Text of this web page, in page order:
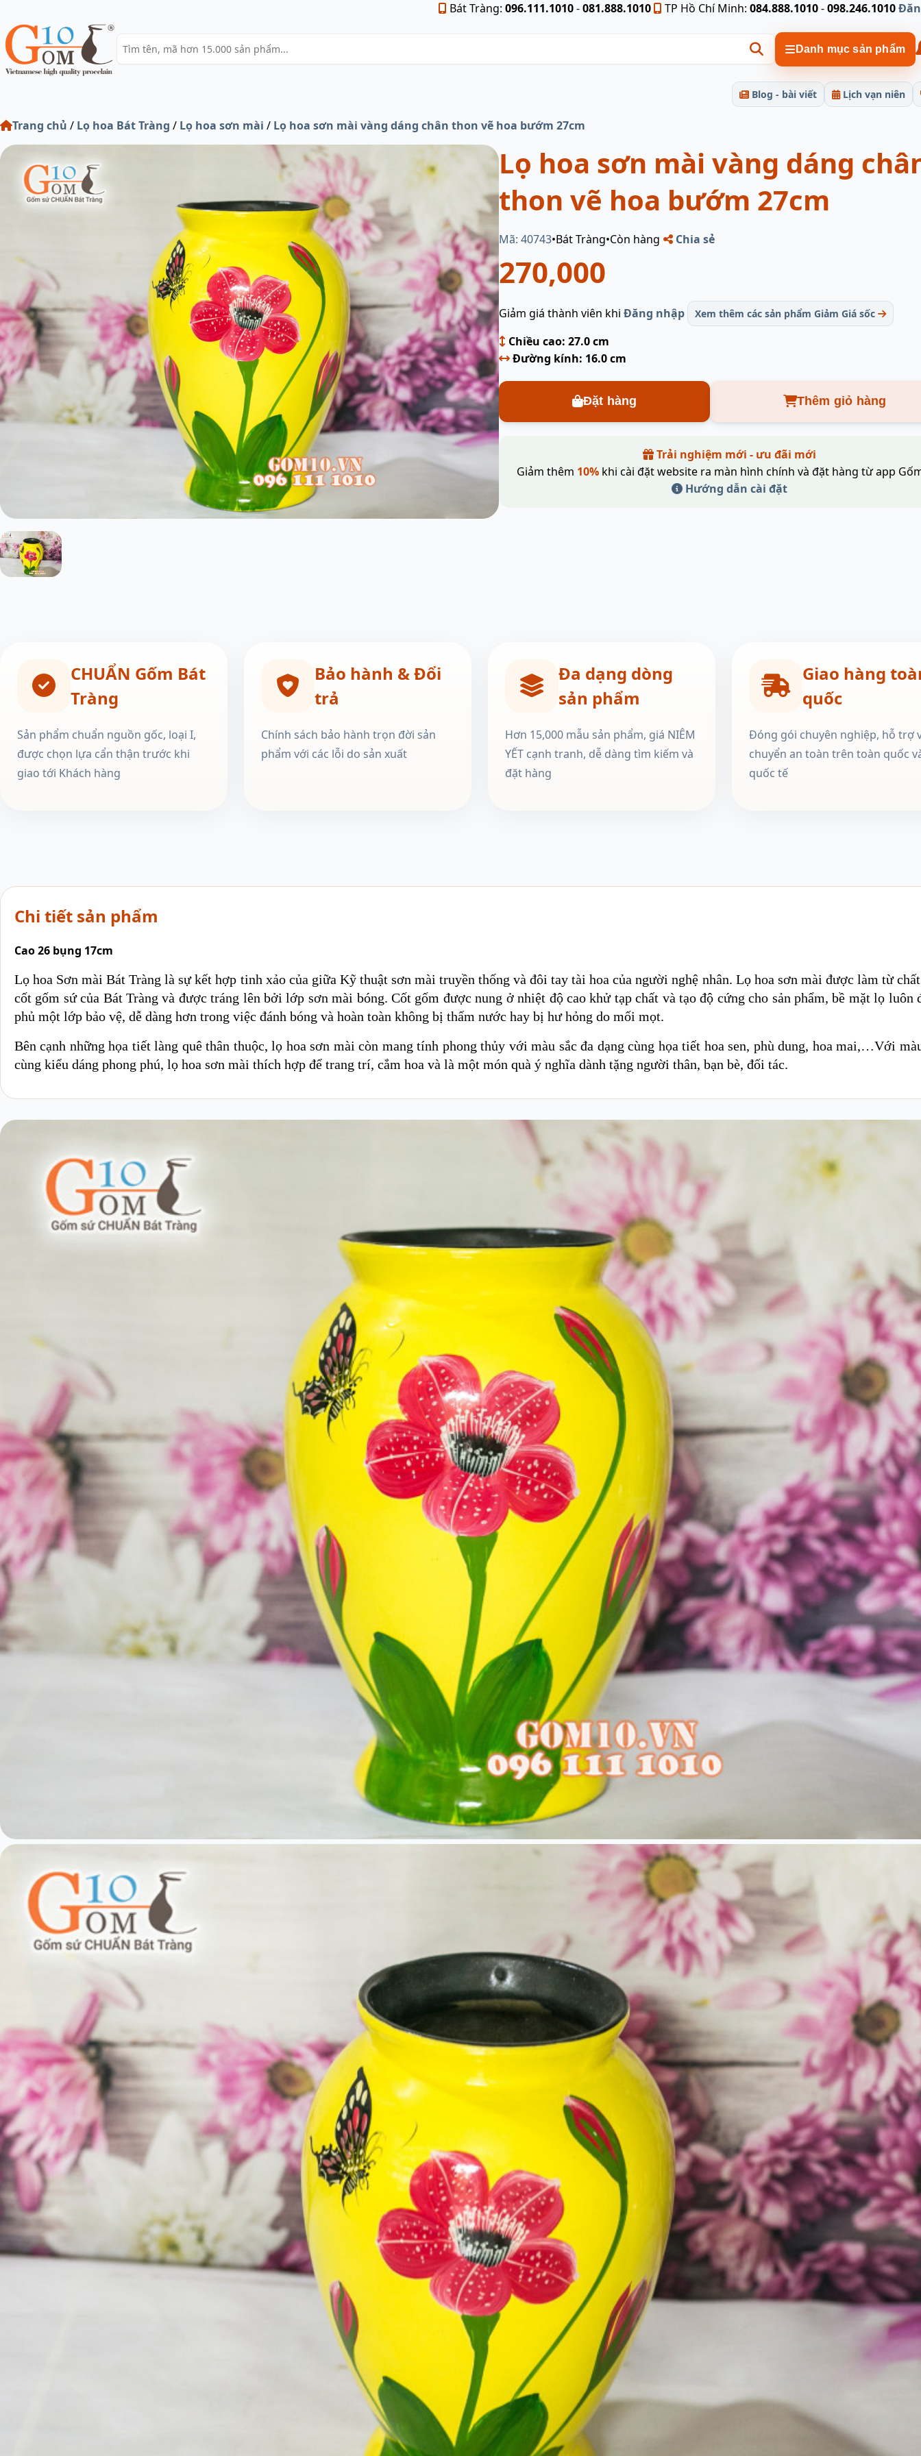
Bát Tràng: 096.111.1010-081.888.1010 TP Hồ Chí Minh: 084.888.1010-098.246.1010
Danh mục sản phẩm
Lịch vạn niên
Blog - bài viết
Trang chủ / Lọ hoa Bát Tràng / Lọ hoa sơn mài / Lọ hoa sơn mài vàng dáng chân thon vẽ hoa bướm 27cm
Lọ hoa sơn mài vàng dáng
thon vẽ hoa bướm 27cm
Mã: 40743•Bát Tràng•Còn hàng Chia sẻ
270,000
Giảm giá thành viên khi Đăng nhập Xem thêm các sản phẩm Giảm Giá sốc
Chiều cao: 27.0 cm
Đường kính: 16.0 cm
Đặt hàng Thêm giỏ hàng
Trải nghiệm mới - ưu đãi mới
Giảm thêm 10% khi cài đặt website ra màn hình chính và đặt hàng từ app
Hướng dẫn cài đặt
CHUẨN Gốm Bát
Tràng
Sản phẩm chuẩn nguồn gốc, loại I,
được chọn lựa cẩn thận trước khi
giao tới Khách hàng
Bảo hành & Đổi
trả
Chính sách bảo hành trọn đời sản
phẩm với các lỗi do sản xuất
Đa dạng dòng
sản phẩm
Hơn 15,000 mẫu sản phẩm, giá NIÊM
YẾT cạnh tranh, dễ dàng tìm kiếm và
đặt hàng
Giao hàng
quốc
Đóng gói chuyên nghiệp, hỗ trợ
chuyển an toàn trên toàn quốc
quốc tế
Chi tiết sản phẩm
Cao 26 bụng 17cm
Lọ hoa Sơn mài Bát Tràng là sự kết hợp tinh xảo của giữa Kỹ thuật sơn mài truyền thống và đôi tay tài hoa của người nghệ nhân. Lọ hoa sơn mài được làm từ
cốt gốm sứ của Bát Tràng và được tráng lên bởi lớp sơn mài bóng. Cốt gốm được nung ở nhiệt độ cao khử tạp chất và tạo độ cứng cho sản phẩm, bề mặt lọ luôn
phủ một lớp bảo vệ, dễ dàng hơn trong việc đánh bóng và hoàn toàn không bị thấm nước hay bị hư hỏng do mối mọt.
Bên cạnh những họa tiết làng quê thân thuộc, lọ hoa sơn mài còn mang tính phong thủy với màu sắc đa dạng cùng họa tiết hoa sen, phù dung, hoa mai,…Với
cùng kiểu dáng phong phú, lọ hoa sơn mài thích hợp để trang trí, cắm hoa và là một món quà ý nghĩa dành tặng người thân, bạn bè, đối tác.